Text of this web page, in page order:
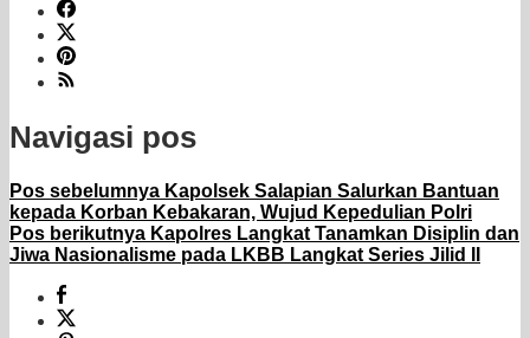
Navigasi pos
Pos sebelumnya Kapolsek Salapian Salurkan Bantuan
kepada Korban Kebakaran, Wujud Kepedulian Polri
Pos berikutnya Kapolres Langkat Tanamkan Disiplin dan
Jiwa Nasionalisme pada LKBB Langkat Series Jilid II